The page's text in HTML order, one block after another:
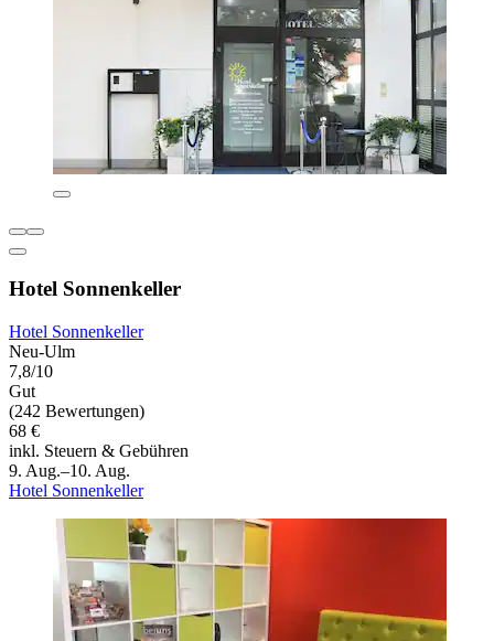
Hotel Sonnenkeller
Hotel Sonnenkeller
Neu-Ulm
7,8/10
Gut
(242 Bewertungen)
68 €
inkl. Steuern & Gebühren
9. Aug.–10. Aug.
Hotel Sonnenkeller